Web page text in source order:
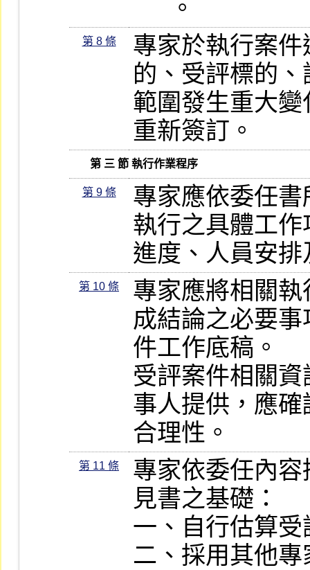
      。
第 8 條
專家於執行案
的、受評標的
範圍發生重大
重新簽訂。
      第 三 節 執行作業程序
第 9 條
專家應依委任
執行之具體工
進度、人員安
第 10 條
專家應將相關
成結論之必要
件工作底稿。
受評案件相關
事人提供，應
合理性。
第 11 條
專家依委任內
見書之基礎：
一、自行估算
二、採用其他